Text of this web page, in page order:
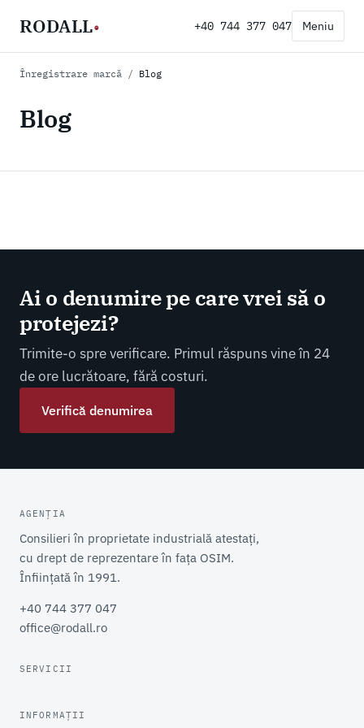
RODALL® +40 744 377 047 Meniu
Înregistrare marcă / Blog
Blog
Ai o denumire pe care vrei să o
protejezi?
Trimite-o spre verificare. Primul răspuns vine în 24
de ore lucrătoare, fără costuri.
Verifică denumirea
AGENȚIA
Consilieri în proprietate industrială atestați,
cu drept de reprezentare în fața OSIM.
Înființată în 1991.
+40 744 377 047
office@rodall.ro
SERVICII
INFORMAȚII